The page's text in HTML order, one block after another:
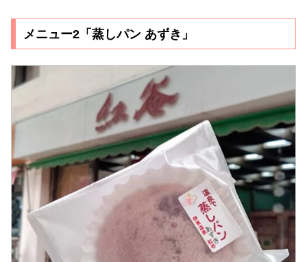
メニュー2「蒸しパン あずき」